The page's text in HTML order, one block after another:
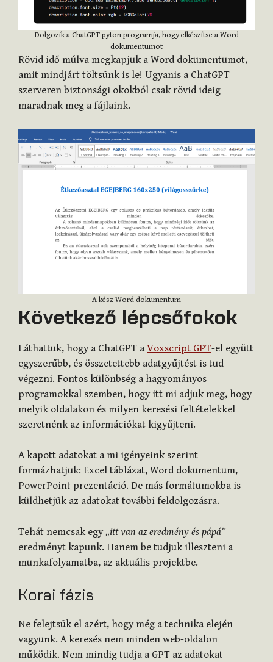
Dolgozik a ChatGPT pyton programja, hogy elkészítse a Word
dokumentumot
Rövid idő múlva megkapjuk a Word dokumentumot,
amit mindjárt töltsünk is le! Ugyanis a ChatGPT
szerveren biztonsági okokból csak rövid ideig
maradnak meg a fájlaink.
A kész Word dokumentum
Következő lépcsőfokok
Láthattuk, hogy a ChatGPT a Voxscript GPT-el együtt
egyszerűbb, és összetettebb adatgyűjtést is tud
végezni. Fontos különbség a hagyományos
programokkal szemben, hogy itt mi adjuk meg, hogy
melyik oldalakon és milyen keresési feltételekkel
szeretnénk az információkat kigyűjteni.
A kapott adatokat a mi igényeink szerint
formázhatjuk: Excel táblázat, Word dokumentum,
PowerPoint prezentáció. De más formátumokba is
küldhetjük az adatokat további feldolgozásra.
Tehát nemcsak egy„itt van az eredmény és pápá”
eredményt kapunk. Hanem be tudjuk illeszteni a
munkafolyamatba, az aktuális projektbe.
Korai fázis
Ne felejtsük el azért, hogy még a technika elején
vagyunk. A keresés nem minden web-oldalon
működik. Nem mindig tudja a GPT az adatokat